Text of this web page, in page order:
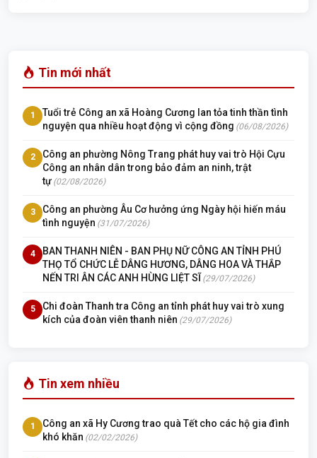
Tin mới nhất
1
Tuổi trẻ Công an xã Hoàng Cương lan tỏa tinh thần tình
nguyện qua nhiều hoạt động vì cộng đồng (06/08/2026)
2
Công an phường Nông Trang phát huy vai trò Hội Cựu
Công an nhân dân trong bảo đảm an ninh, trật
tự (02/08/2026)
3
Công an phường Âu Cơ hưởng ứng Ngày hội hiến máu
tình nguyện (31/07/2026)
4
BAN THANH NIÊN - BAN PHỤ NỮ CÔNG AN TỈNH PHÚ
THỌ TỔ CHỨC LỄ DÂNG HƯƠNG, DÂNG HOA VÀ THẮP
NẾN TRI ÂN CÁC ANH HÙNG LIỆT SĨ (29/07/2026)
5
Chi đoàn Thanh tra Công an tỉnh phát huy vai trò xung
kích của đoàn viên thanh niên (29/07/2026)
Tin xem nhiều
1
Công an xã Hy Cương trao quà Tết cho các hộ gia đình
khó khăn (02/02/2026)